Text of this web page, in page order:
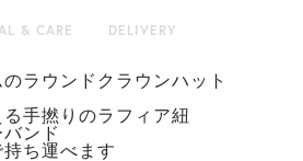
& CARE DELIVERY
ラウンドクラウンハット
手撚りのラフィア紐
ンド
ち運べます